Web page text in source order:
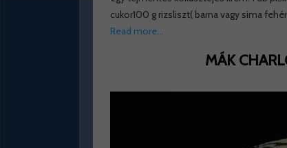
cukor100 g rizsliszt( barna vagy sima
Read more…
MÁK